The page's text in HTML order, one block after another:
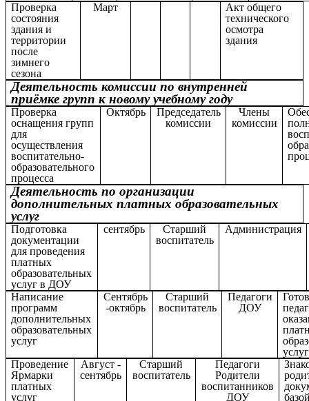
Проверка
состояния
здания и
территории
после
зимнего
сезона
Март
Акт общего
технического
осмотра
здания
Деятельность комиссии по внутренней
приёмке групп к новому учебному году
Проверка
оснащения групп
для
осуществления
воспитательно-
образовательного
процесса
Октябрь
Председатель
комиссии
Члены
комиссии
Деятельность по организации
дополнительных платных образовательных
услуг
Подготовка
документации
для проведения
платных
образовательных
услуг в ДОУ
сентябрь
Старший
воспитатель
Администрация
Написание
программ
дополнительных
образовательных
услуг
Сентябрь
-октябрь
Старший
воспитатель
Педагоги
ДОУ
услуг
Проведение
Ярмарки
платных
услуг
Август -
сентябрь
Старший
воспитатель
Педагоги
Родители
воспитанников
ДОУ